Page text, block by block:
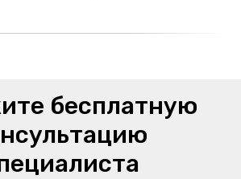
бесплатную